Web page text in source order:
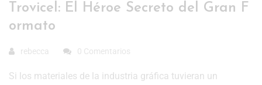
Trovicel: El Héroe Secreto del Gran F
ormato
rebecca 0 Comentarios
Si los materiales de la industria gráfica tuvieran un